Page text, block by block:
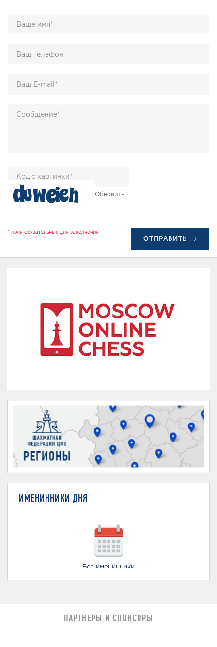
Обновить
* поля обязательные для заполнения
ОТПРАВИТЬ
ИМЕНИННИКИ ДНЯ
Все именинники
ПАРТНЕРЫ И СПОНСОРЫ